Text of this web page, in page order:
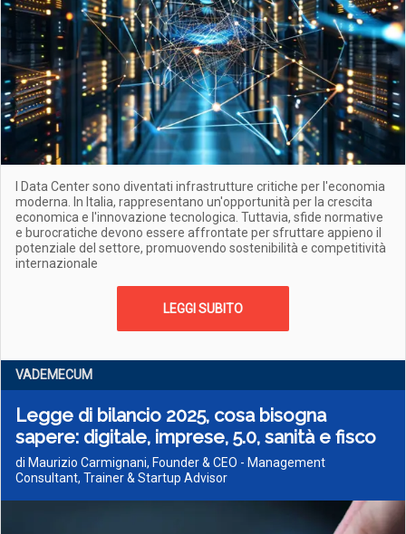
I Data Center sono diventati infrastrutture critiche per l'economia
moderna. In Italia, rappresentano un'opportunità per la crescita
economica e l'innovazione tecnologica. Tuttavia, sfide normative
e burocratiche devono essere affrontate per sfruttare appieno il
potenziale del settore, promuovendo sostenibilità e competitività
internazionale
LEGGI SUBITO
VADEMECUM
Legge di bilancio 2025, cosa bisogna
sapere: digitale, imprese, 5.0, sanità e fisco
di Maurizio Carmignani, Founder & CEO - Management
Consultant, Trainer & Startup Advisor